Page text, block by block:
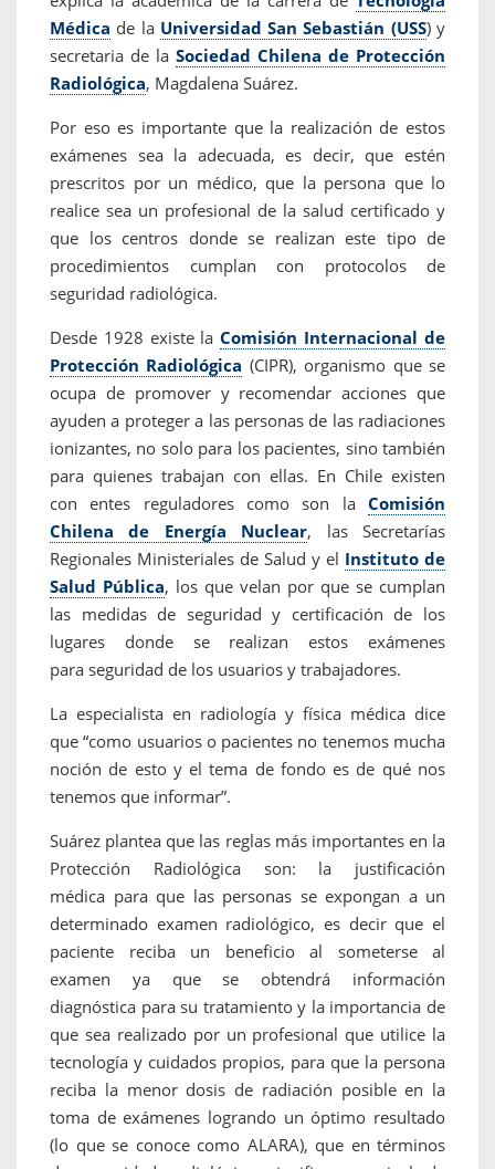
Médica de la Universidad San Sebastián (USS) y
secretaria de la Sociedad Chilena de Protección
Radiológica, Magdalena Suárez.
Por eso es importante que la realización de estos
exámenes sea la adecuada, es decir, que estén
prescritos por un médico, que la persona que lo
realice sea un profesional de la salud certificado y
que los centros donde se realizan este tipo de
procedimientos cumplan con protocolos de
seguridad radiológica.
Desde 1928 existe laComisión Internacional de
Protección Radiológica (CIPR), organismo que se
ocupa de promover y recomendar acciones que
ayuden a proteger a las personas de las radiaciones
ionizantes, no solo para los pacientes, sino también
para quienes trabajan con ellas. En Chile existen
con entes reguladores como son la Comisión
Chilena de Energía Nuclear, las Secretarías
Regionales Ministeriales de Salud y el Instituto de
Salud Pública, los que velan por que se cumplan
las medidas de seguridad y certificación de los
lugares donde se realizan estos exámenes
para seguridad de los usuarios y trabajadores.
La especialista en radiología y física médica dice
que “como usuarios o pacientes no tenemos mucha
noción de esto y el tema de fondo es de qué nos
tenemos que informar”.
Suárez plantea que las reglas más importantes en la
Protección Radiológica son: la justificación
médica para que las personas se expongan a un
determinado examen radiológico, es decir que el
paciente reciba un beneficio al someterse al
examen ya que se obtendrá información
diagnóstica para su tratamiento y la importancia de
que sea realizado por un profesional que utilice la
tecnología y cuidados propios, para que la persona
reciba la menor dosis de radiación posible en la
toma de exámenes logrando un óptimo resultado
(lo que se conoce como ALARA), que en términos